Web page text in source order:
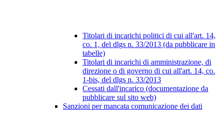
Titolari di incarichi politici di cui all'art. 14,
co. 1, del dlgs n. 33/2013 (da pubblicare in
tabelle)
Titolari di incarichi di amministrazione, di
direzione o di governo di cui all'art. 14, co.
1-bis, del dlgs n. 33/2013
Cessati dall'incarico (documentazione da
pubblicare sul sito web)
Sanzioni per mancata comunicazione dei dati